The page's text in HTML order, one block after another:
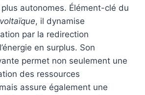
autonomes. Élément-clé du
, il dynamise
par la redirection
en surplus. Son
permet non seulement une
des ressources
assure également une